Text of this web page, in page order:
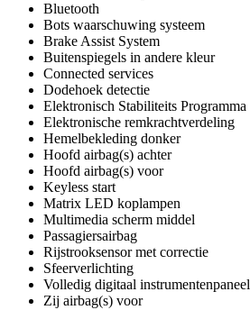
Bluetooth
Bots waarschuwing systeem
Brake Assist System
Buitenspiegels in andere kleur
Connected services
Dodehoek detectie
Elektronisch Stabiliteits Programma
Elektronische remkrachtverdeling
Hemelbekleding donker
Hoofd airbag(s) achter
Hoofd airbag(s) voor
Keyless start
Matrix LED koplampen
Multimedia scherm middel
Passagiersairbag
Rijstrooksensor met correctie
Sfeerverlichting
Volledig digitaal instrumentenpaneel
Zij airbag(s) voor